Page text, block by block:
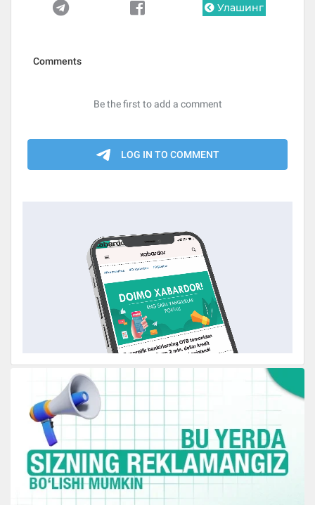
Улашинг